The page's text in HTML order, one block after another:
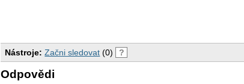
Nástroje: Začni sledovat (0) ?
Odpovědi